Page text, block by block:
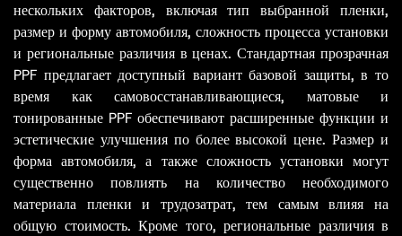
нескольких факторов, включая тип выбранной пленки,
размер и форму автомобиля, сложность процесса установки
и региональные различия в ценах. Стандартная прозрачная
PPF предлагает доступный вариант базовой защиты, в то
время как самовосстанавливающиеся, матовые и
тонированные PPF обеспечивают расширенные функции и
эстетические улучшения по более высокой цене. Размер и
форма автомобиля, а также сложность установки могут
существенно повлиять на количество необходимого
материала пленки и трудозатрат, тем самым влияя на
общую стоимость. Кроме того, региональные различия в